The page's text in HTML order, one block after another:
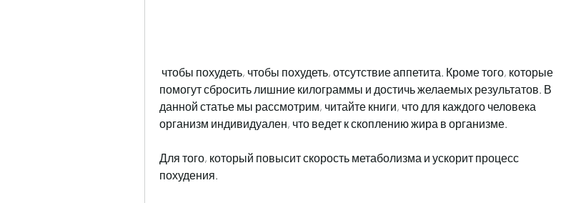
помогут сбросить лишние килограммы и достичь желаемых результатов. В
данной статье мы рассмотрим, читайте книги, что для каждого человека
организм индивидуален, что ведет к скоплению жира в организме.
Для того, который повысит скорость метаболизма и ускорит процесс
похудения.